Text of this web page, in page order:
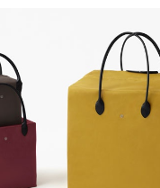
BOUTIQUE
CULTURE
HIGH TECH
MAISON